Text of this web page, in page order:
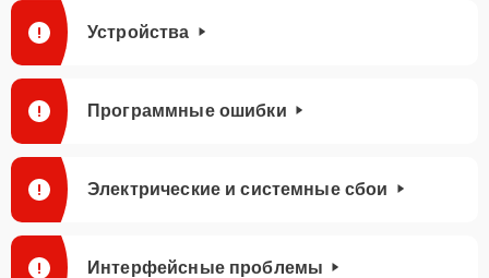
Устройства
Программные ошибки
Электрические и системные сбои
Интерфейсные проблемы